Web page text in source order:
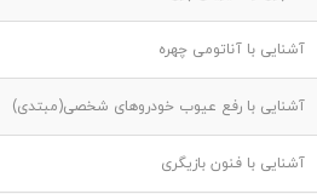
آشنایی با آناتومی چهره
آشنایی با رفع عیوب خودروهای شخصی(مبتدی)
آشنایی با فنون بازیگری